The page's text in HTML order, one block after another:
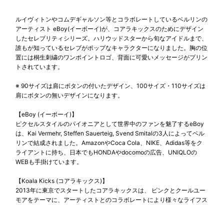
ルイヴィトンやコムデギャルソン等とコラボレートしているベルリンの
アーティスト eBoy(イーボーイ)が、コアラキックスのためにデザイン
したセレブリティシリーズ。ハリウッドスターから旬なアイドルまで、
誰もが知っているセレブがポップなキャラクターになりました。胸の位
置には桐生刺繍のワンポイントロゴ、背面に可愛いメッセージがプリン
トされています。
※ 90サイズは肩にボタンの付いたデザイン、100サイズ・110サイズは
肩にボタンの無いデザインになります。
【eBoy (イーボーイ)】
ピクセルスタイルのパイオニアとして世界中のファンを魅了するeBoy
は、Kai Vermehr, Steffen Sauerteig, Svend Smitalの3人によってベル
リンで結成されました。AmazonやCoca Cola、NIKE、Adidas等をク
ライアントに持ち、日本でもHONDAやdocomoの広告、UNIQLOの
WEBも手掛けています。
【Koala Kicks (コアラキックス)】
2013年に東京でスタートしたコアラキックスは、 ピンクとクールユー
モアをテーマに、アーティストとのコラボレートにより様々なライフス